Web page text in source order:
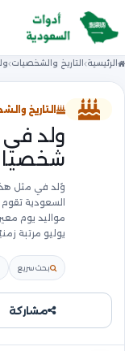
الرئيسية التاريخ والشخصيات
التاريخ
ولد في
شخصيات
وُلد في مثل
السعودية
يوليو مرتبة
بحث سريع
مشاركة